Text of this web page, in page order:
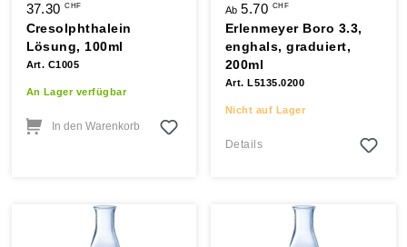
37.30CHF
Cresolphthalein
Lösung, 100ml
Art. C1005
An Lager verfügbar
In den Warenkorb
Ab5.70 CHF
Erlenmeyer Boro 3.3,
enghals, graduiert,
200ml
Art. L5135.0200
Nicht auf Lager
Details